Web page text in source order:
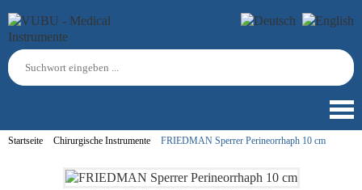
Startseite Chirurgische Instrumente FRIEDMAN Sperrer Perineorrhaph 10 cm